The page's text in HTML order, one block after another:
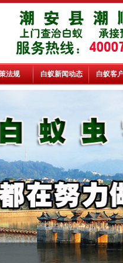
法规 白蚁新闻动态 白蚁客